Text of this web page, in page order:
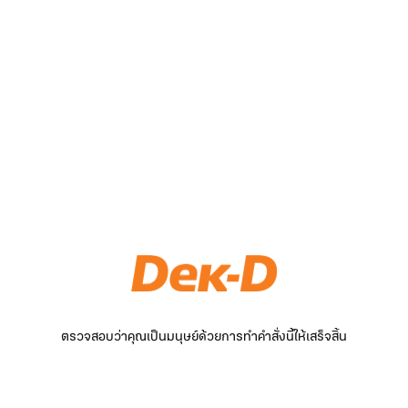
ตรวจสอบว่าคุณเป็นมนุษย์ด้วยการทำคำสั่งนี้ให้เสร็จสิ้น